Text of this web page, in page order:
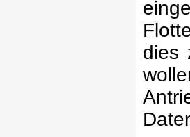
dies